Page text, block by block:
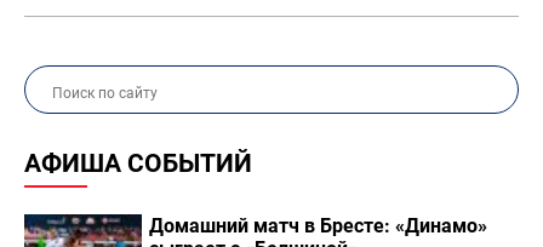
АФИША СОБЫТИЙ
Домашний матч в Бресте: «Динамо»